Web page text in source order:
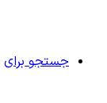
جستجو برای